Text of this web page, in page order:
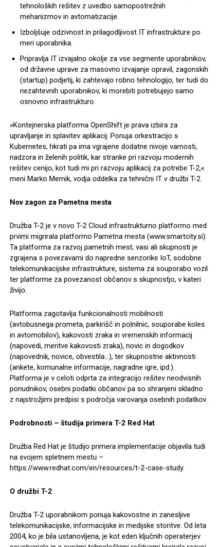
tehnoloških rešitev z uvedbo samopostrežnih
mehanizmov in avtomatizacije.
Izboljšuje odzivnost in prilagodljivost IT infrastrukture po
meri uporabnika.
Pripravlja IT izvajalno okolje za vse segmente uporabnikov,
od državne uprave za masovno izvajanje opravil, zagonskih
(startup) podjetij, ki zahtevajo robno tehnologijo, ter tudi do
nezahtevnih uporabnikov, ki morebiti potrebujejo samo
osnovno infrastrukturo.
»Kontejnerska platforma OpenShift je prava izbira za
upravljanje in splavitev aplikacij. Ponuja orkestracijo s
Kubernetes, hkrati pa ima vgrajene dodatne nivoje varnosti,
nadzora in želenih politik, kar stranke pri razvoju modernih
rešitev cenijo, kot tudi mi pri razvoju aplikacij za potrebe T-2,«
meni Marko Mernik, vodja oddelka za tehnični IT v družbi T-2.
Nov zagon za Pametna mesta
Družba T-2 je v novo T-2 Cloud infrastrukturno platformo med
prvimi migrirala platformo Pametna mesta (www.smartcity.si).
Ta platforma za razvoj pametnih mest, vasi ali skupnosti je
zgrajena s povezavami do napredne senzorike IoT, sodobne
telekomunikacijske infrastrukture, sistema za souporabo vozil
ter platforme za povezanost občanov s skupnostjo, v kateri
živijo.
Platforma zagotavlja funkcionalnosti mobilnosti
(avtobusnega prometa, parkirišč in polnilnic, souporabe koles
in avtomobilov), kakovosti zraka in vremenskih informacij
(napovedi, meritve kakovosti zraka), novic in dogodkov
(napovednik, novice, obvestila…), ter skupnostne aktivnosti
(ankete, komunalne informacije, nagradne igre, ipd.).
Platforma je v celoti odprta za integracijo rešitev neodvisnih
ponudnikov, osebni podatki občanov pa so shranjeni skladno
z najstrožjimi predpisi s področja varovanja osebnih podatkov.
Podrobnosti – študija primera T-2 Red Hat
Družba Red Hat je študijo primera implementacije objavila tudi
na svojem spletnem mestu –
https://www.redhat.com/en/resources/t-2-case-study.
O družbi T-2
Družba T-2 uporabnikom ponuja kakovostne in zanesljive
telekomunikacijske, informacijske in medijske storitve. Od leta
2004, ko je bila ustanovljena, je kot eden ključnih operaterjev